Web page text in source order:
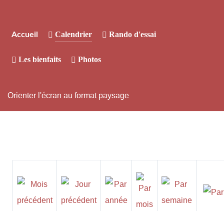
Accueil Calendrier Rando d'essai
Les bienfaits Photos
Orienter l'écran au format paysage